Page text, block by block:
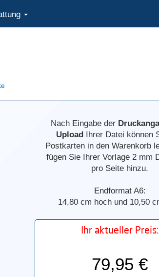
Nach Eingabe der
UploadIhrer Datei können
Postkarten in den Warenkorb
fügen Sie Ihrer Vorlage 2 mm
pro Seite hinzu.
Endformat A6:
14,80 cm hoch und 10,50
Ihr aktueller Preis:
79,95 €